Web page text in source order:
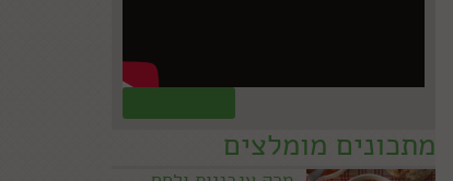
מתכונים מומלצים